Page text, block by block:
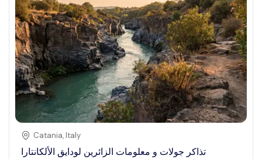
Catania, Italy
تذاكر جولات و معلومات الزائرين لودايق الألكانتارا